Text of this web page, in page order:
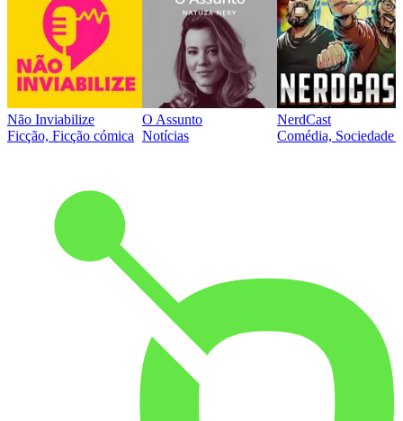
Não Inviabilize
Ficção, Ficção cómica
O Assunto
Notícias
NerdCast
Comédia, Sociedade